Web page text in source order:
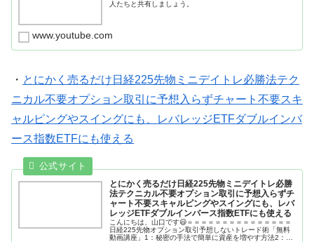
人たちと共有しましょう。
www.youtube.com
・ とにかく売るだけ日経225先物ミニデイトレ必勝法テク
ニカル不要オプション取引に予想入らずチャート不要スキ
ャルピングやスイングにも、レバレッジETFダブルインバ
ース指数ETFにも使える
とにかく売るだけ日経225先物ミニデイトレ必勝
法テクニカル不要オプション取引に予想入らずチ
ャート不要スキャルピングやスイングにも、レバ
レッジETFダブルインバース指数ETFにも使える
こんにちは、山口です😃＝＝＝＝＝＝＝＝＝＝＝＝＝＝＝
日経225先物オプション取引予想しないトレード術「無料
動画講座」1：秘密の手法で簡単に資産を増やす方法2：人